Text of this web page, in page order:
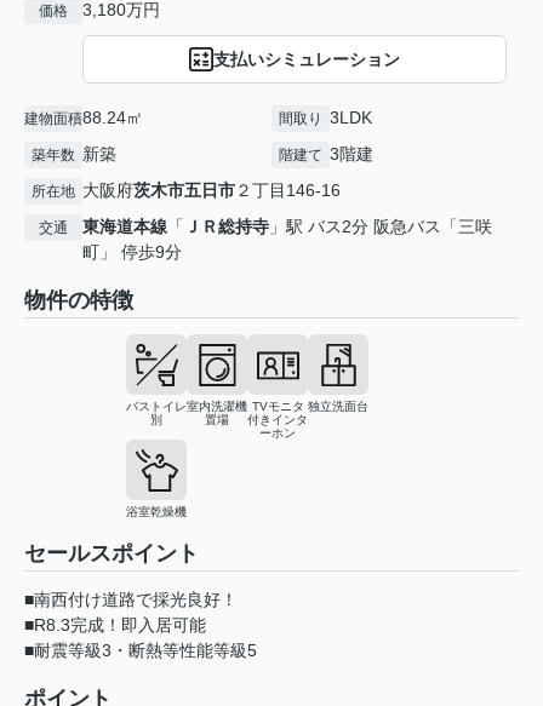
価格 3,180万円
支払いシミュレーション
建物面積88.24㎡ 間取り 3LDK
築年数 新築 階建て 3階建
所在地 大阪府茨木市五日市２丁目146-16
交通 東海道本線 「 ＪＲ総持寺 」駅 バス2分 阪急バス「三咲
町」 停歩9分
物件の特徴
バストイレ
別
室内洗濯機
置場
TVモニタ
付きインタ
ーホン
独立洗面台
浴室乾燥機
セールスポイント
■南西付け道路で採光良好！
■R8.3完成！即入居可能
■耐震等級3・断熱等性能等級5
ポイント